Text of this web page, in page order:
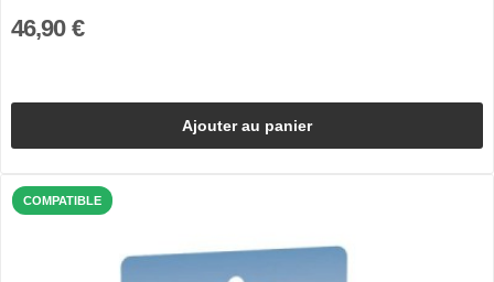
46,90 €
Ajouter au panier
COMPATIBLE